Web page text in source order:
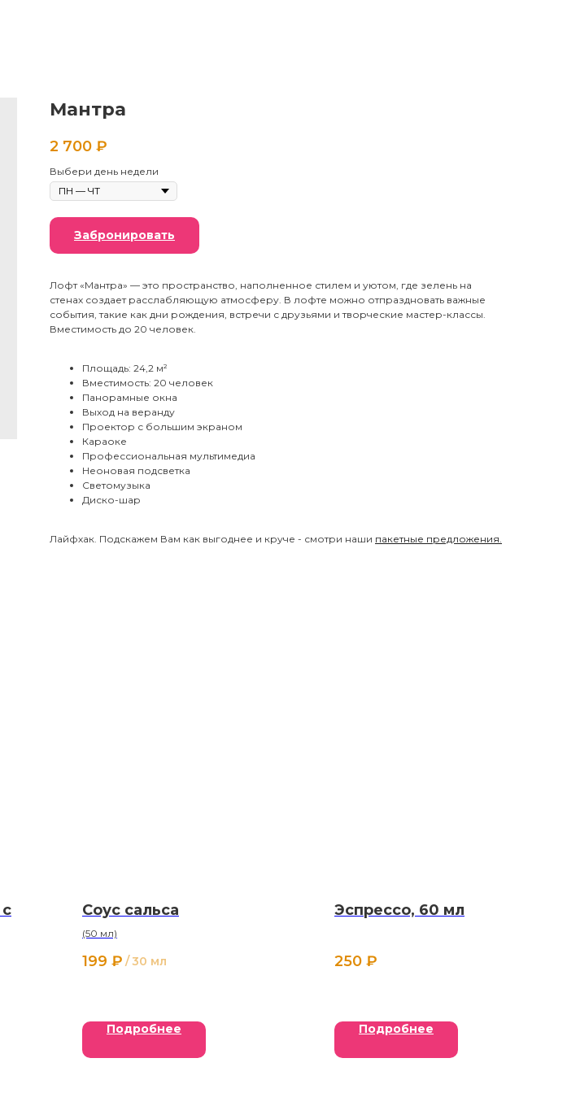
Мантра
2 700 ₽
Выбери день недели
Забронировать
Лофт «Мантра» — это пространство, наполненное стилем и уютом, где зелень на
стенах создает расслабляющую атмосферу. В лофте можно отпраздновать важные
события, такие как дни рождения, встречи с друзьями и творческие мастер-классы.
Вместимость до 20 человек.
Площадь: 24,2 м²
Вместимость: 20 человек
Панорамные окна
Выход на веранду
Проектор с большим экраном
Караоке
Профессиональная мультимедиа
Неоновая подсветка
Светомузыка
Диско-шар
Лайфхак. Подскажем Вам как выгоднее и круче - смотри наши пакетные предложения.
Соус сальса
(50 мл)
199 ₽ /30 мл
Подробнее
Эспрессо, 60 мл
250 ₽
Подробнее